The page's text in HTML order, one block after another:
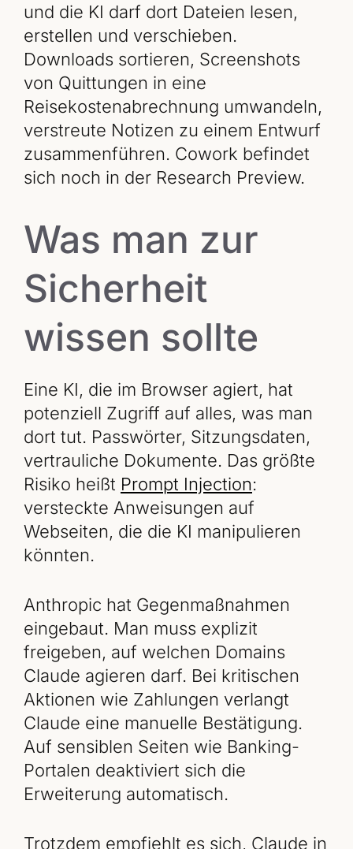
und die KI darf dort Dateien lesen,
erstellen und verschieben.
Downloads sortieren, Screenshots
von Quittungen in eine
Reisekostenabrechnung umwandeln,
verstreute Notizen zu einem Entwurf
zusammenführen. Cowork befindet
sich noch in der Research Preview.
Was man zur
Sicherheit
wissen sollte
Eine KI, die im Browser agiert, hat
potenziell Zugriff auf alles, was man
dort tut. Passwörter, Sitzungsdaten,
vertrauliche Dokumente. Das größte
Risiko heißt Prompt Injection:
versteckte Anweisungen auf
Webseiten, die die KI manipulieren
könnten.
Anthropic hat Gegenmaßnahmen
eingebaut. Man muss explizit
freigeben, auf welchen Domains
Claude agieren darf. Bei kritischen
Aktionen wie Zahlungen verlangt
Claude eine manuelle Bestätigung.
Auf sensiblen Seiten wie Banking-
Portalen deaktiviert sich die
Erweiterung automatisch.
Trotzdem empfiehlt es sich, Claude in